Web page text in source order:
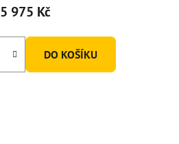
5 975 Kč
DO KOŠÍKU